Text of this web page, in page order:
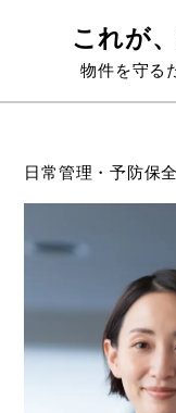
これが
物件を守る
日常管理・予防保全